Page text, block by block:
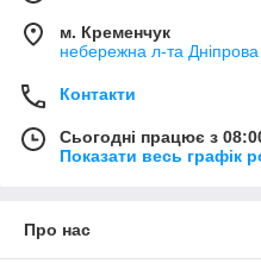
м. Кременчук
небережна л-та
Контакти
Сьогодні працює з
Показати весь графік
Про нас